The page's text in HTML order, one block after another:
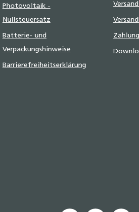
Photovoltaik -
Nullsteuersatz
Batterie- und
Verpackungshinweise
Barrierefreiheitserklärung